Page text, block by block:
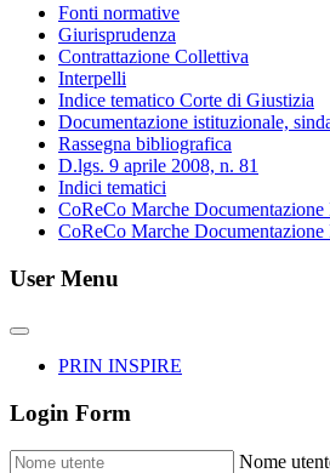
Fonti normative
Giurisprudenza
Contrattazione Collettiva
Interpelli
Indice tematico Corte di Giustizia
Documentazione istituzionale,
Rassegna bibliografica
D.lgs. 9 aprile 2008, n. 81
Indici tematici
CoReCo Marche Documentazione
CoReCo Marche
User Menu
PRIN INSPIRE
Login Form
Nome